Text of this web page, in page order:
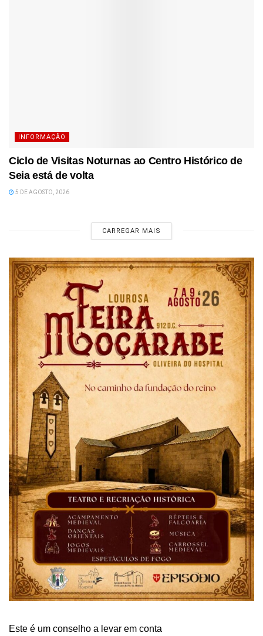
INFORMAÇÃO
Ciclo de Visitas Noturnas ao Centro Histórico de
Seia está de volta
5 DE AGOSTO, 2026
CARREGAR MAIS
Este é um conselho a levar em conta